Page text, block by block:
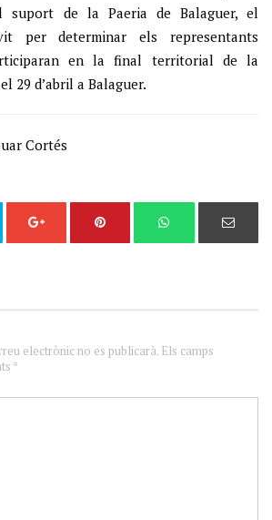
suport de la Paeria de Balaguer, el
per determinar els representants
en la final territorial de la
29 d’abril a Balaguer.
Cortés
electrònic no es publicarà. Els camps
*